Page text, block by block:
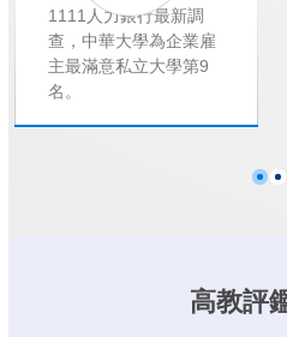
1111人力銀行最新調
查，中華大學為企業雇
主最滿意私立大學第9
名。
高教評